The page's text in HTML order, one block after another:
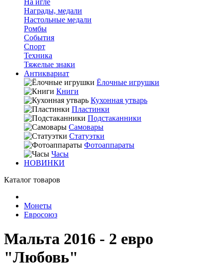
На игле
Награды, медали
Настольные медали
Ромбы
События
Спорт
Техника
Тяжелые знаки
Антиквариат
Ёлочные игрушки
Книги
Кухонная утварь
Пластинки
Подстаканники
Самовары
Статуэтки
Фотоаппараты
Часы
НОВИНКИ
Каталог товаров
Монеты
Евросоюз
Мальта 2016 - 2 евро
"Любовь"